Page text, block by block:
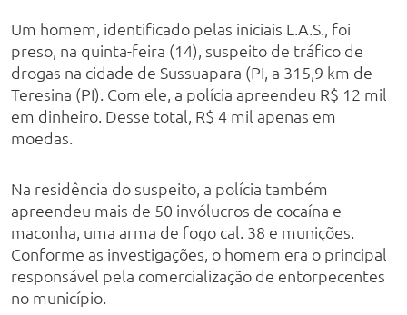
Um homem, identificado pelas iniciais L.A.S., foi
preso, na quinta-feira (14), suspeito de tráfico de
drogas na cidade de Sussuapara (PI, a 315,9 km de
Teresina (PI). Com ele, a polícia apreendeu R$ 12 mil
em dinheiro. Desse total, R$ 4 mil apenas em
moedas.
Na residência do suspeito, a polícia também
apreendeu mais de 50 invólucros de cocaína e
maconha, uma arma de fogo cal. 38 e munições.
Conforme as investigações, o homem era o principal
responsável pela comercialização de entorpecentes
no município.